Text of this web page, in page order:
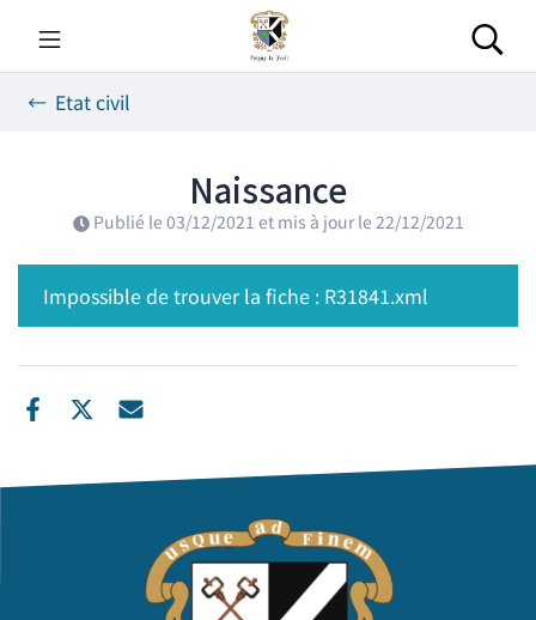
contenu
Etat civil
Naissance
Publié le 03/12/2021 et mis à jour le 22/12/2021
Impossible de trouver la fiche : R31841.xml